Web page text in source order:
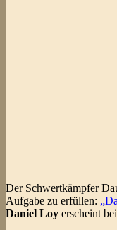
Der Schwertkämpfer
Aufgabe zu erfüllen:
Daniel Loy erscheint bei